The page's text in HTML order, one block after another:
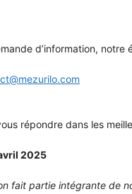
d’information, notre
répondre dans les
2025
fait partie intégrante de